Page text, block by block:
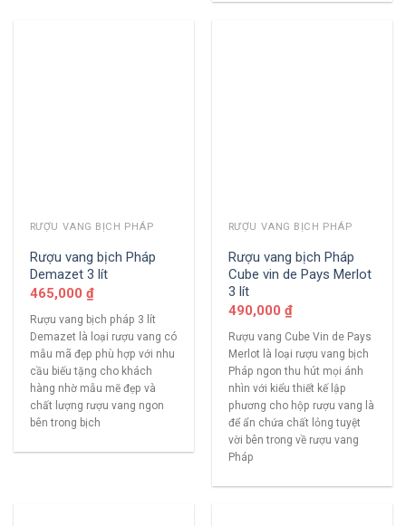
RƯỢU VANG BỊCH PHÁP
Rượu vang bịch Pháp
Demazet 3 lít
465,000 ₫
Rượu vang bịch pháp 3 lít
Demazet là loại rượu vang có
mẫu mã đẹp phù hợp với nhu
cầu biếu tặng cho khách
hàng nhờ mẫu mẽ đẹp và
chất lượng rượu vang ngon
bên trong bịch
RƯỢU VANG BỊCH PHÁP
Rượu vang bịch Pháp
Cube vin de Pays Merlot
3 lít
490,000 ₫
Rượu vang Cube Vin de Pays
Merlot là loại rượu vang bịch
Pháp ngon thu hút mọi ánh
nhìn với kiểu thiết kế lập
phương cho hộp rượu vang là
để ẩn chứa chất lỏng tuyệt
vời bên trong về rượu vang
Pháp